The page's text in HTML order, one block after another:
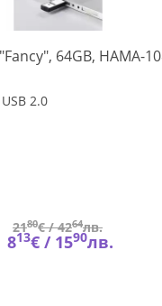
64GB, HAMA-
USB 2.0
2180€ /4264лв.
813€ / 1590лв.